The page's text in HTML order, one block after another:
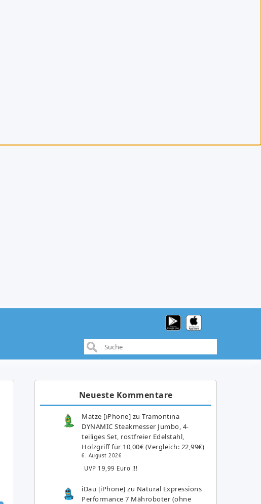
Neueste Kommentare
Matze [iPhone] zuTramontina
DYNAMIC Steakmesser Jumbo, 4-
teiliges Set, rostfreier Edelstahl,
Holzgriff für 10,00€ (Vergleich: 22,99€)
6. August 2026
UVP 19,99 Euro !!!
iDau [iPhone] zu Natural Expressions
Performance 7 Mähroboter (ohne